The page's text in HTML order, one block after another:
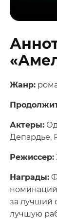
Жанр:
Актеры:
Депардье,
Режиссер:
Награды:
за лучший
лучшую